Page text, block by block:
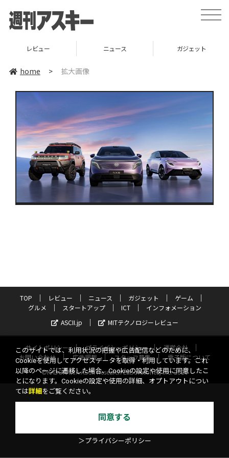
toggle
レビュー ニュース ガジェット
home > 拡大画像
TOP レビュー ニュース ガジェット
ゲーム
グルメ
スタートアップ ICT
インフォメーション
ASCII.jp
MITテクノロジーレビュー
サイトポリシー プライバシーポリシー
運営会社
お問い合わせ
広告掲載 スタッフ募集
電子版について
©KADOKAWA ASCII Research Laboratories, Inc. 2026
このサイトでは、利用状況の把握や広告配信などのために、
Cookieを使用してアクセスデータを取得・利用しています。これ
以降のページに遷移した場合、Cookieの設定や使用に同意したこ
とになります。Cookieの設定や使用の詳細、オプトアウトについ
ては詳細 をご覧ください。
同意する
＞プライバシーポリシー